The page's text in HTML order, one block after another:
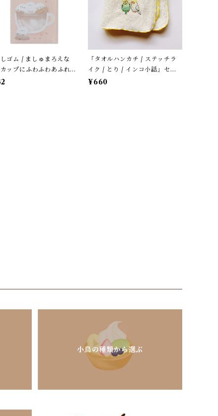
しゴム / ましゅまろえな
ップにふわふわあふれる
ナガ / カフェオレ色 / ク
「タオルハンカチ / ステッチラ
イク / とり / インコ小話」セキ
セイ＆オカメ / 小鳥刺繍のハン
¥660
小鳥の種類から選ぶ